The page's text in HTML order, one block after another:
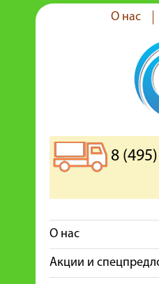
О нас
8
О нас
Акции и